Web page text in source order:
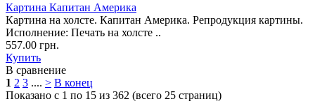
Картина Капитан Америка
Картина на холсте. Капитан Америка. Репродукция картины.
Исполнение: Печать на холсте ..
557.00 грн.
Купить
В сравнение
1 2 3 .... > В конец
Показано с 1 по 15 из 362 (всего 25 страниц)